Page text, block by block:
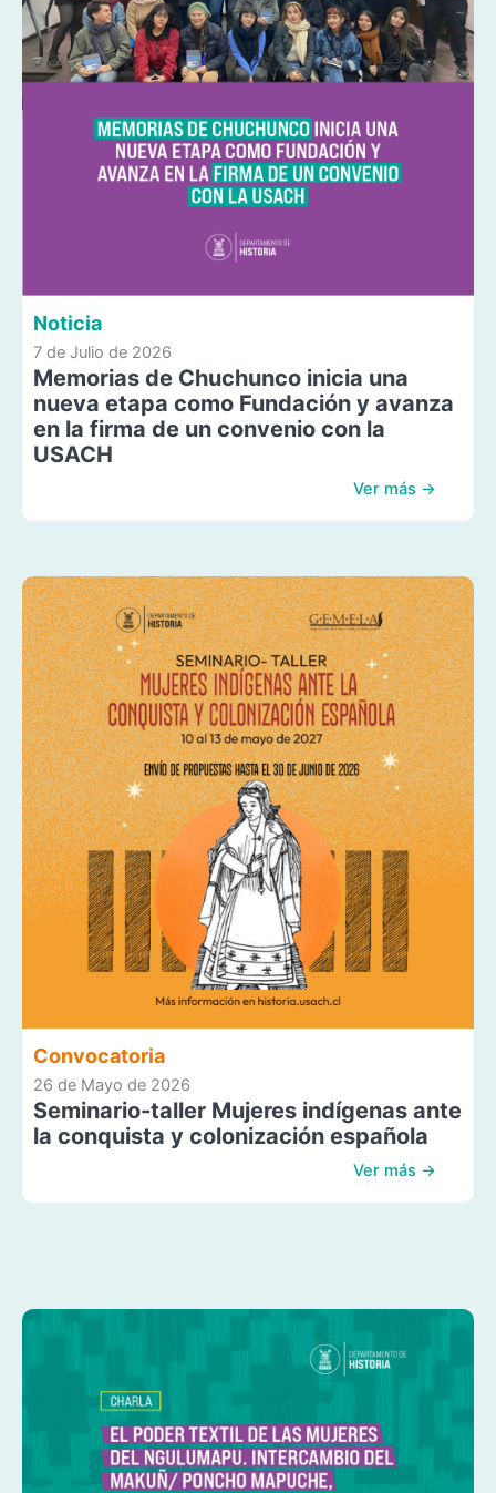
Noticia
7 de Julio de 2026
Memorias de Chuchunco inicia una
nueva etapa como Fundación y avanza
en la firma de un convenio con la
USACH
Ver más →
Convocatoria
26 de Mayo de 2026
Seminario-taller Mujeres indígenas ante
la conquista y colonización española
Ver más →